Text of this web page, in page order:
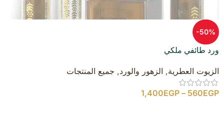
-50%
ورد طائفي ملكي
الزيوت العطرية, الزهور والورد, جميع المنتجات
560EGP
–
1,400EGP